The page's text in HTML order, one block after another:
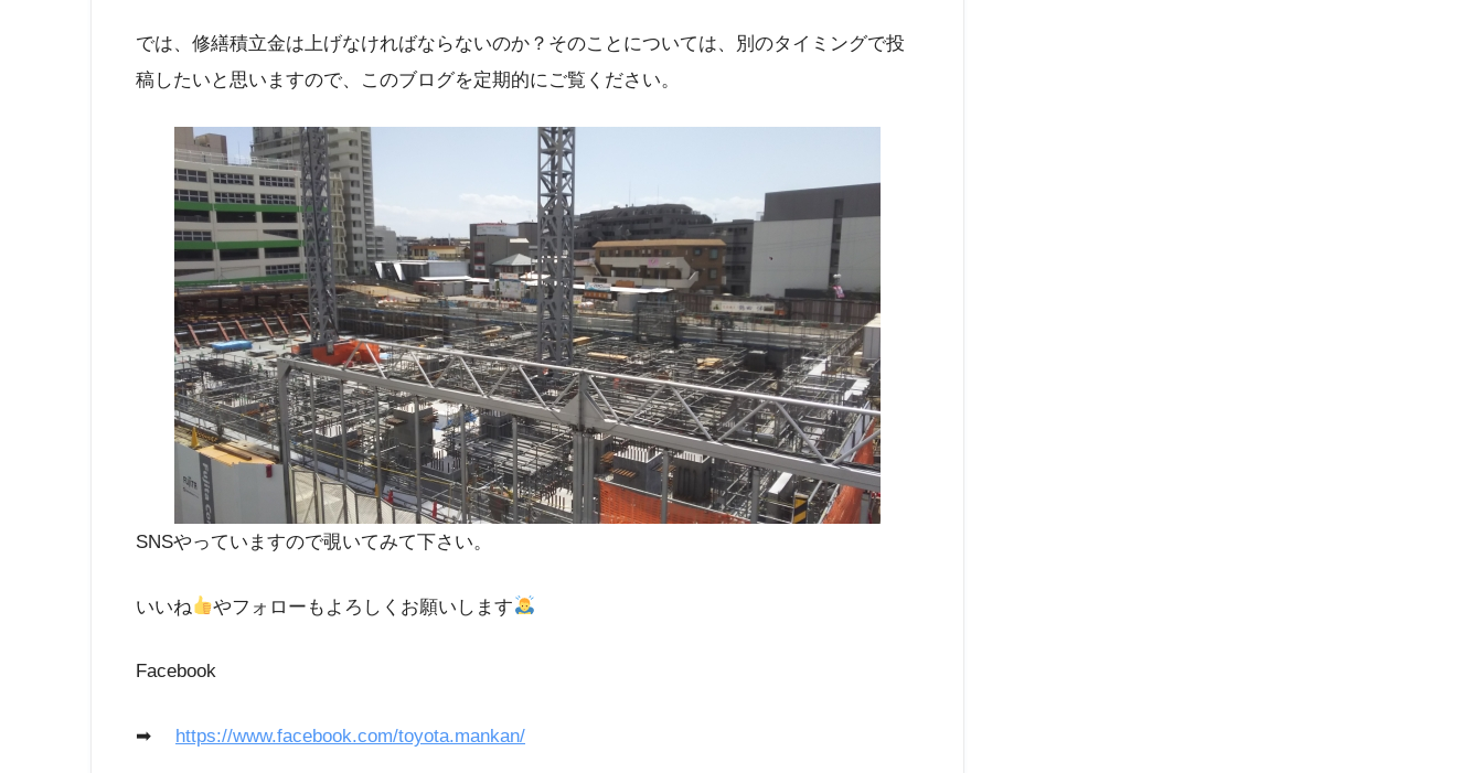
では、修繕積立金は上げなければならないのか？そのことについては、別のタイミングで投
稿したいと思いますので、このブログを定期的にご覧ください。
SNSやっていますので覗いてみて下さい。
いいね やフォローもよろしくお願いします
Facebook
➡ https://www.facebook.com/toyota.mankan/